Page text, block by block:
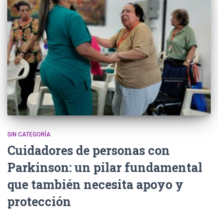
SIN CATEGORÍA
Cuidadores de personas con
Parkinson: un pilar fundamental
que también necesita apoyo y
protección